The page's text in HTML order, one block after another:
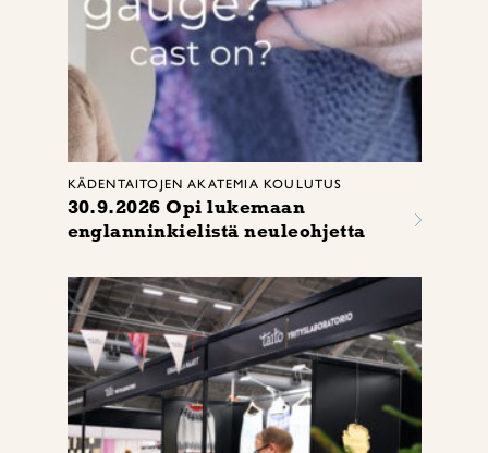
KÄDENTAITOJEN AKATEMIA KOULUTUS
30.9.2026 Opi lukemaan
englanninkielistä neuleohjetta